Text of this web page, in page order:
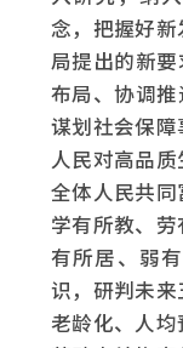
念，把握好新
局提出的新
布局、协调
谋划社会保障
人民对高品
全体人民共同
学有所教、
有所居、弱
识，研判未来
老龄化、人均